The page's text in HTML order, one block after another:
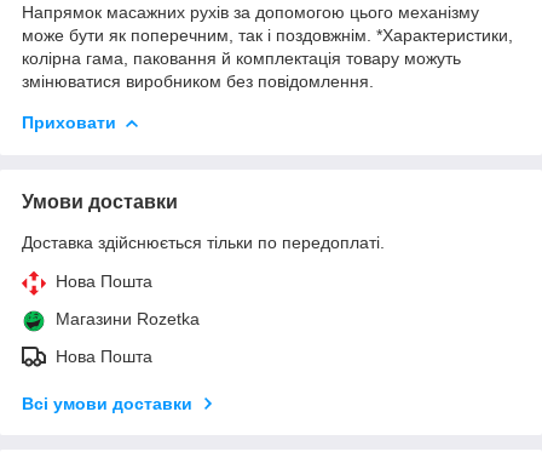
Напрямок масажних рухів за допомогою цього механізму
може бути як поперечним, так і поздовжнім. *Характеристики,
колірна гама, паковання й комплектація товару можуть
змінюватися виробником без повідомлення.
Приховати
Умови доставки
Доставка здійснюється тільки по передоплаті.
Нова Пошта
Магазини Rozetka
Нова Пошта
Всі умови доставки